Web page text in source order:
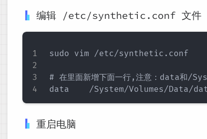
编辑 /etc/synthetic.conf 文件
sudo vim /etc/synthetic.conf
# 在里面新增下面一行,注意：data和/
重启电脑